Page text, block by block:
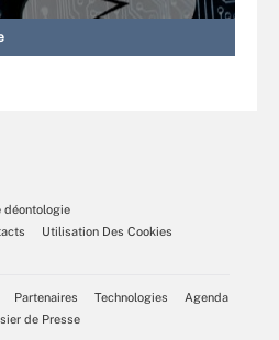
déontologie
Utilisation Des Cookies
Partenaires Technologies
Agenda
de Presse